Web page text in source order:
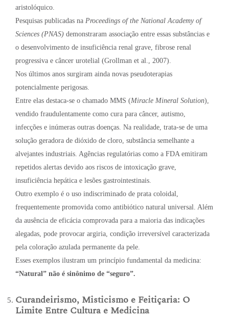
aristolóquico.
Pesquisas publicadas na Proceedings of the National Academy of
Sciences (PNAS) demonstraram associação entre essas substâncias e
o desenvolvimento de insuficiência renal grave, fibrose renal
progressiva e câncer urotelial (Grollman et al., 2007).
Nos últimos anos surgiram ainda novas pseudoterapias
potencialmente perigosas.
Entre elas destaca-se o chamado MMS (Miracle Mineral Solution),
vendido fraudulentamente como cura para câncer, autismo,
infecções e inúmeras outras doenças. Na realidade, trata-se de uma
solução geradora de dióxido de cloro, substância semelhante a
alvejantes industriais. Agências regulatórias como a FDA emitiram
repetidos alertas devido aos riscos de intoxicação grave,
insuficiência hepática e lesões gastrointestinais.
Outro exemplo é o uso indiscriminado de prata coloidal,
frequentemente promovida como antibiótico natural universal. Além
da ausência de eficácia comprovada para a maioria das indicações
alegadas, pode provocar argiria, condição irreversível caracterizada
pela coloração azulada permanente da pele.
Esses exemplos ilustram um princípio fundamental da medicina:
“Natural” não é sinônimo de “seguro”.
Curandeirismo, Misticismo e Feitiçaria: O
Limite Entre Cultura e Medicina